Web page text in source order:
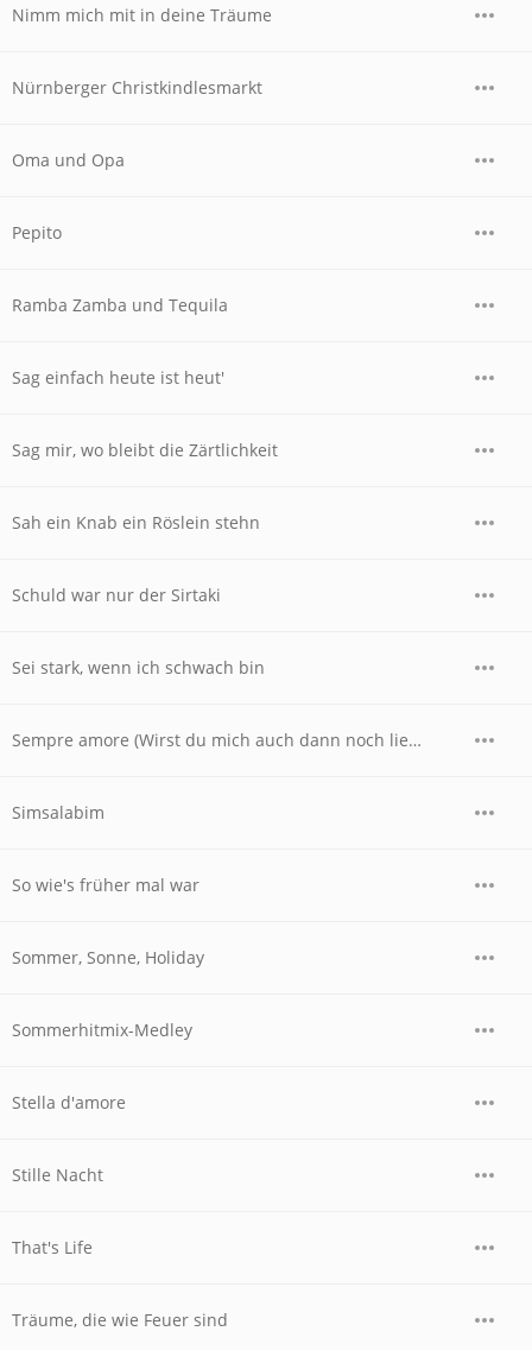
Nimm mich mit in deine Träume
Nürnberger Christkindlesmarkt
Oma und Opa
Pepito
Ramba Zamba und Tequila
Sag einfach heute ist heut'
Sag mir, wo bleibt die Zärtlichkeit
Sah ein Knab ein Röslein stehn
Schuld war nur der Sirtaki
Sei stark, wenn ich schwach bin
Sempre amore (Wirst du mich auch dann noch lieben)
Simsalabim
So wie's früher mal war
Sommer, Sonne, Holiday
Sommerhitmix-Medley
Stella d'amore
Stille Nacht
That's Life
Träume, die wie Feuer sind